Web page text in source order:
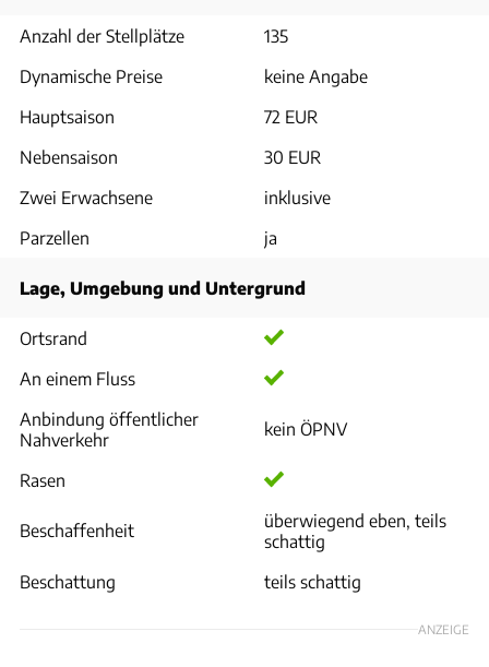
Anzahl der Stellplätze
135
Dynamische Preise
keine Angabe
Hauptsaison
72 EUR
Nebensaison
30 EUR
Zwei Erwachsene
inklusive
Parzellen
ja
Lage, Umgebung und Untergrund
Ortsrand
An einem Fluss
Anbindung öffentlicher
Nahverkehr
kein ÖPNV
Rasen
Beschaffenheit
überwiegend eben, teils
schattig
Beschattung
teils schattig
ANZEIGE